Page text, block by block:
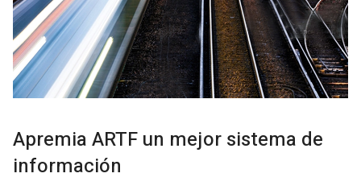
Apremia ARTF un mejor sistema de
información